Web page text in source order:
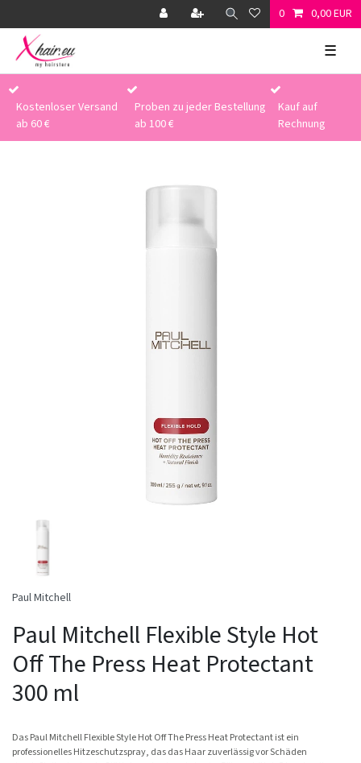
0 0,00 EUR
☰
Kostenloser Versand
ab 60 €
Proben zu jeder Bestellung
ab 100 €
Kauf auf
Rechnung
Paul Mitchell
Paul Mitchell Flexible Style Hot
Off The Press Heat Protectant
300 ml
Das Paul Mitchell Flexible Style Hot Off The Press Heat Protectant ist ein
professionelles Hitzeschutzspray, das das Haar zuverlässig vor Schäden